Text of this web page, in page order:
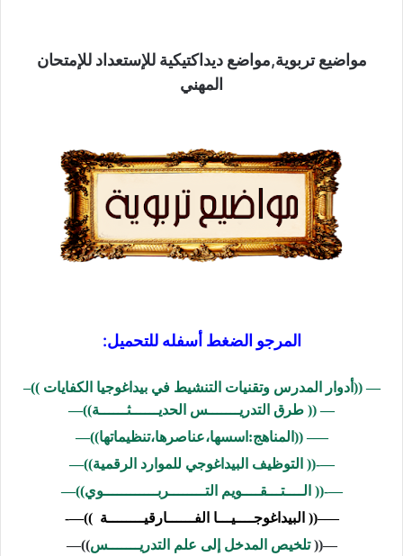
مواضيع تربوية,مواضع ديداكتيكية للإستعداد للإمتحان
المهني
المرجو الضغط أسفله للتحميل:
— (( أدوار المدرس وتقنيات التنشيط في بيداغوجيا الكفايات ))–
— (( طرق التدريـــــــس الحديــــــثــــــة))—
—– (( المناهج:اسسها،عناصرها،تنظيماتها))—
—-(( التوظيف البيداغوجي للموارد الرقمية))—
—-(( الــــتـــقــــويم التــــــــربــــــــــــوي))—
—–(( البيداغوجــــيـــا الفــــــارقيــــــــة ))—-
—(( تلخيص المدخل إلى علم التدريـــــــس))—